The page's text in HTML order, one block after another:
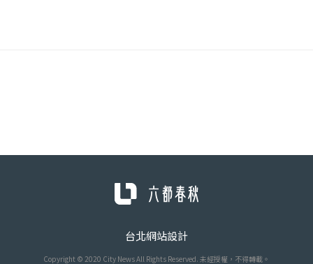
台北網站設計
Copyright © 2020 City News All Rights Reserved. 未經授權，不得轉載。